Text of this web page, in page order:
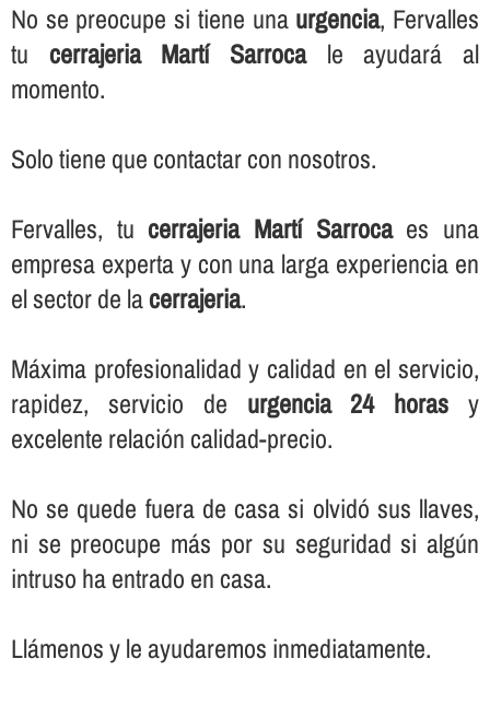
No se preocupe si tiene una urgencia, Fervalles
tu cerrajeria Martí Sarrocale ayudará al
momento.
Solo tiene que contactar con nosotros.
Fervalles, tucerrajeria Martí Sarrocaes una
empresa experta y con una larga experiencia en
el sector de lacerrajeria.
Máxima profesionalidad y calidad en el servicio,
rapidez, servicio de urgencia 24 horas y
excelente relación calidad-precio.
No se quede fuera de casa si olvidó sus llaves,
ni se preocupe más por su seguridad si algún
intruso ha entrado en casa.
Llámenos y le ayudaremos inmediatamente.